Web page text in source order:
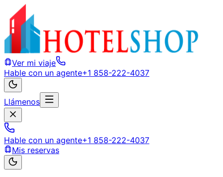
Ver mi viaje
Hable con un agente+1 858-222-4037
Llámenos
Hable con un agente+1 858-222-4037
Mis reservas